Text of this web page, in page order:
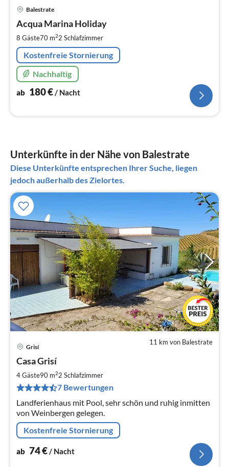
Balestrate
Acqua Marina Holiday
8 Gäste70 m22 Schlafzimmer
Kostenfreie Stornierung
Nachhaltig
ab 180€/ Nacht
Unterkünfte in der Nähe von Balestrate
Diese Unterkünfte entsprechen Ihrer Suche, liegen
jedoch außerhalb des Zielortes.
11 km von Balestrate
Grisí
Casa Grisí
4 Gäste90 m22 Schlafzimmer
7 Bewertungen
Landferienhaus mit Pool, sehr schön und ruhig inmitten
von Weinbergen gelegen.
Kostenfreie Stornierung
ab 74€/ Nacht